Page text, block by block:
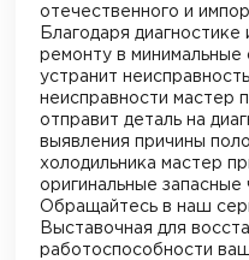
отечественного и
Благодаря
ремонту в минимальные
устранит
неисправности мастер
отправит деталь на
выявления причины
холодильника мастер
оригинальные запасные
Обращайтесь в наш
Выставочная для
работоспособности